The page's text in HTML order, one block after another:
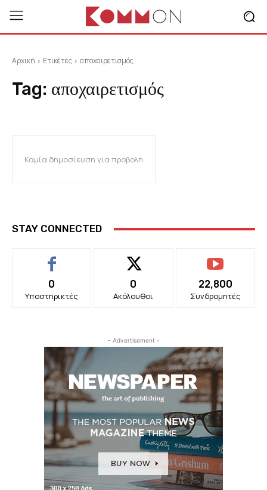
Αρχική Ετικέτες αποχαιρετισμός
Tag: αποχαιρετισμός
Καμία δημοσίευση για προβολή
STAY CONNECTED
0
Υποστηρικτές
0
Ακόλουθοι
22,800
Συνδρομητές
- Advertisement -